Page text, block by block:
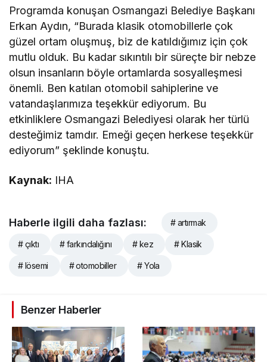
Programda konuşan Osmangazi Belediye Başkanı
Erkan Aydın, “Burada klasik otomobillerle çok
güzel ortam oluşmuş, biz de katıldığımız için çok
mutlu olduk. Bu kadar sıkıntılı bir süreçte bir nebze
olsun insanların böyle ortamlarda sosyalleşmesi
önemli. Ben katılan otomobil sahiplerine ve
vatandaşlarımıza teşekkür ediyorum. Bu
etkinliklere Osmangazi Belediyesi olarak her türlü
desteğimiz tamdır. Emeği geçen herkese teşekkür
ediyorum” şeklinde konuştu.
Kaynak: IHA
Haberle ilgili daha fazlası: # artırmak
# çıktı # farkındalığını # kez # Klasik
# lösemi # otomobiller # Yola
Benzer Haberler